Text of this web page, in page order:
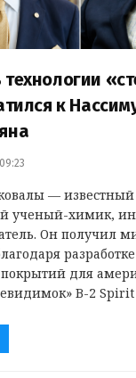
к
— известный
ученый-химик,
Он получил
для
B-2